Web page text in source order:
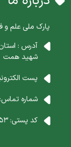
پارک ملی علم و
شهید همت
پست
شماره تماس:
کد پستی: